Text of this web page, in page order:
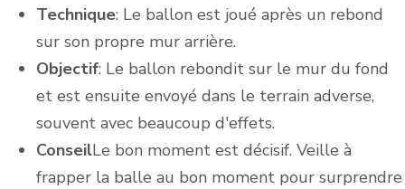
Technique: Le ballon est joué après un rebond
sur son propre mur arrière.
Objectif: Le ballon rebondit sur le mur du fond
et est ensuite envoyé dans le terrain adverse,
souvent avec beaucoup d'effets.
ConseilLe bon moment est décisif. Veille à
frapper la balle au bon moment pour surprendre